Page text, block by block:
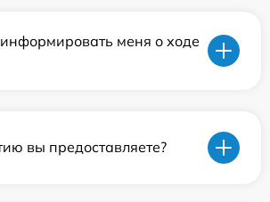
меня о ходе
вы предоставляете?